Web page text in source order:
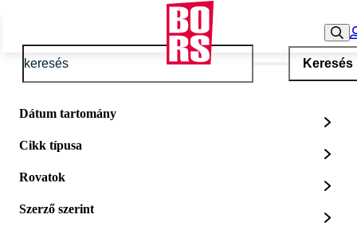
Keresés
Dátum tartomány
Cikk típusa
Rovatok
Szerző szerint